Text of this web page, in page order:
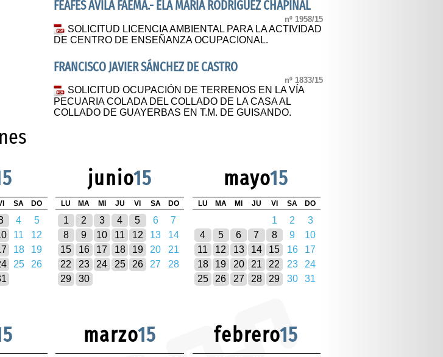
FEAFES AVILA FAEMA.- ELA MARÍA RODRÍGUEZ CHAPINAL
nº 1958/15
SOLICITUD LICENCIA AMBIENTAL PARA LA ACTIVIDAD
DE CENTRO DE ENSEÑANZA OCUPACIONAL.
FRANCISCO JAVIER SÁNCHEZ DE CASTRO
nº 1833/15
SOLICITUD OCUPACIÓN DE TERRENOS EN LA VÍA
PECUARIA COLADA DEL COLLADO DE LA CASA AL
COLLADO DE GUAYERBAS EN T.M. DE GUISANDO.
SA DO
4
5
11
12
18
19
25
26
junio15
LU MA MI JU VI SA DO
1 2 3 4 5 6
7
8
9 10 11 12 13
14
15
16 17 18 19 20
21
22
23 24 25 26 27
28
29
30
mayo15
LU MA MI JU VI SA DO
1 2
3
4
5 6 7 8 9
10
11
12 13 14 15 16
17
18
19 20 21 22 23
24
25
26 27 28 29 30 31
marzo15 febrero15